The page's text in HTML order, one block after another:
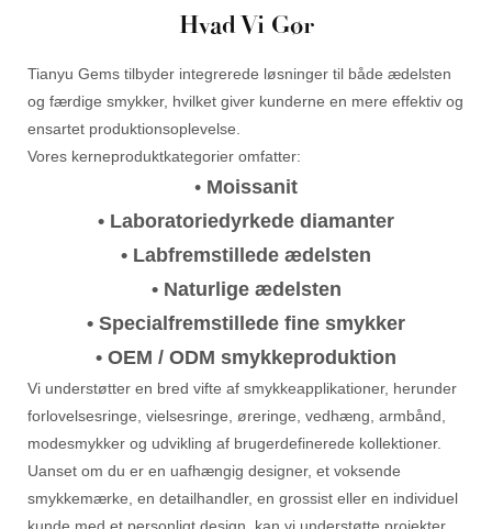
Hvad Vi Gør
Tianyu Gems tilbyder integrerede løsninger til både ædelsten
og færdige smykker, hvilket giver kunderne en mere effektiv og
ensartet produktionsoplevelse.
Vores kerneproduktkategorier omfatter:
• Moissanit
• Laboratoriedyrkede diamanter
• Labfremstillede ædelsten
• Naturlige ædelsten
• Specialfremstillede fine smykker
• OEM / ODM smykkeproduktion
Vi understøtter en bred vifte af smykkeapplikationer, herunder
forlovelsesringe, vielsesringe, øreringe, vedhæng, armbånd,
modesmykker og udvikling af brugerdefinerede kollektioner.
Uanset om du er en uafhængig designer, et voksende
smykkemærke, en detailhandler, en grossist eller en individuel